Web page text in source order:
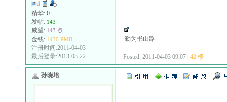
精华: 0
发帖: 143
威望: 143 点
金钱: 1430 RMB
注册时间:2011-04-03
最后登录:2013-03-22
勤为书山路
Posted: 2011-04-03 09:07 | 42 楼
孙晓培